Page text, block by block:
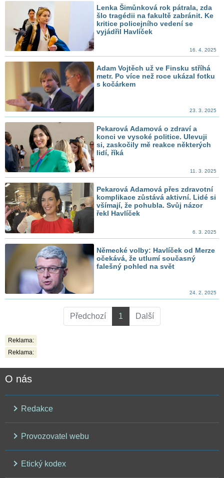
Lenka Šimůnková rok pátrala, zda
šlo tragédii na fakultě zabránit. Ke
kritice policejního vedení se
vyjádřil Havlíček
16. 4. 2025
Adam Vojtěch už ve Finsku stříhá
metr. Po více než roce ukázal fotku
s kočárkem
23. 3. 2025
Pekarová Adamová o zdraví a
konci ve vysoké politice. Ulevuji
si, zaskočily mě reakce některých
lidí, říká
11. 3. 2025
Pekarová Adamová přes zdravotní
komplikace zůstává aktivní. Lidé si
všímají, že pohubla. Svůj názor
řekl Havlíček
6. 3. 2025
Německé volby: Havlíček od Merze
očekává, že utlumí současný
falešný pohled na svět
24. 2. 2025
Předchozí 1 Další
Reklama:
Reklama:
O nás
Redakce
Provozovatel webu
Etický kodex